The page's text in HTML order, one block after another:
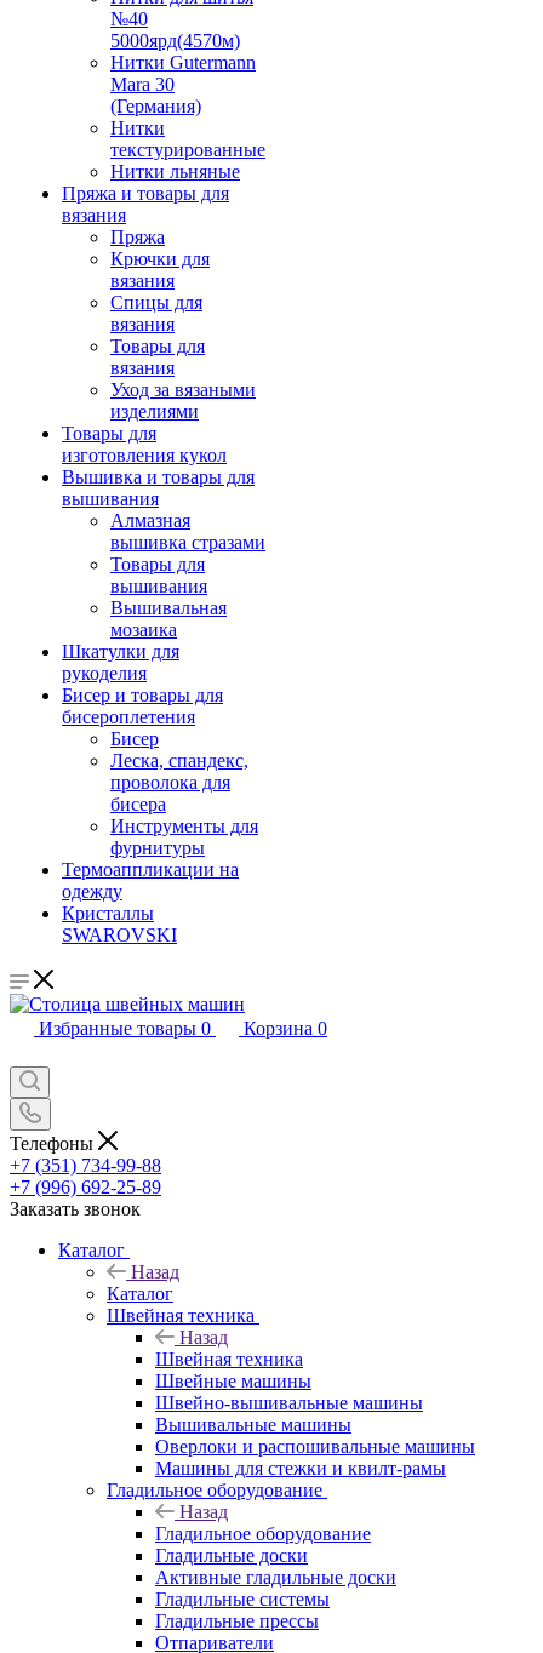
№40
5000ярд(4570м)
Нитки Gutermann
Mara 30
(Германия)
Нитки
текстурированные
Нитки льняные
Пряжа и товары для
вязания
Пряжа
Крючки для
вязания
Спицы для
вязания
Товары для
вязания
Уход за вязаными
изделиями
Товары для
изготовления кукол
Вышивка и товары для
вышивания
Алмазная
вышивка стразами
Товары для
вышивания
Вышивальная
мозаика
Шкатулки для
рукоделия
Бисер и товары для
бисероплетения
Бисер
Леска, спандекс,
проволока для
бисера
Инструменты для
фурнитуры
Термоаппликации на
одежду
Кристаллы
SWAROVSKI
Избранные товары 0 Корзина 0
Телефоны
+7 (351) 734-99-88
+7 (996) 692-25-89
Заказать звонок
Каталог
Назад
Каталог
Швейная техника
Назад
Швейная техника
Швейные машины
Швейно-вышивальные машины
Вышивальные машины
Оверлоки и распошивальные машины
Машины для стежки и квилт-рамы
Гладильное оборудование
Назад
Гладильное оборудование
Гладильные доски
Активные гладильные доски
Гладильные системы
Гладильные прессы
Отпариватели